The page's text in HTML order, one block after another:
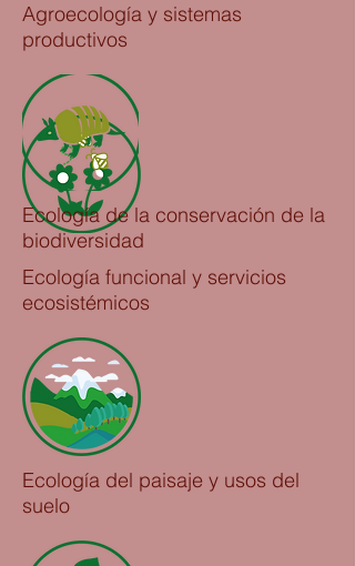
Agroecología y sistemas
productivos
Ecología de la conservación de la
biodiversidad
Ecología funcional y servicios
ecosistémicos
Ecología del paisaje y usos del
suelo